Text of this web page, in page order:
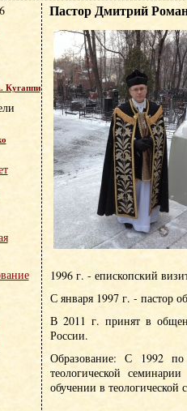
Пастор Дмитрий
1996 г. - епископский
С января 1997 г. - пастор
В 2011 г. принят в
России.
Образование: С 1992 по
теологической
обучении в
Кугаппи